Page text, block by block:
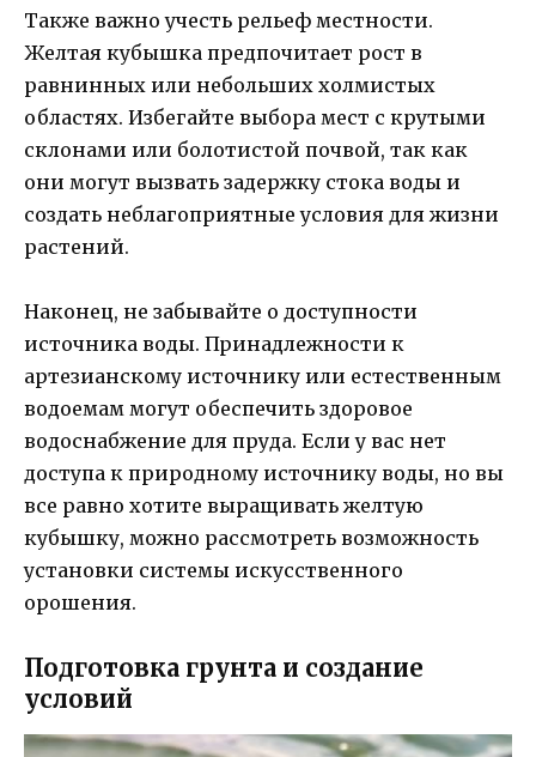
Также важно учесть рельеф местности.
Желтая кубышка предпочитает рост в
равнинных или небольших холмистых
областях. Избегайте выбора мест с крутыми
склонами или болотистой почвой, так как
они могут вызвать задержку стока воды и
создать неблагоприятные условия для жизни
растений.
Наконец, не забывайте о доступности
источника воды. Принадлежности к
артезианскому источнику или естественным
водоемам могут обеспечить здоровое
водоснабжение для пруда. Если у вас нет
доступа к природному источнику воды, но вы
все равно хотите выращивать желтую
кубышку, можно рассмотреть возможность
установки системы искусственного
орошения.
Подготовка грунта и создание
условий